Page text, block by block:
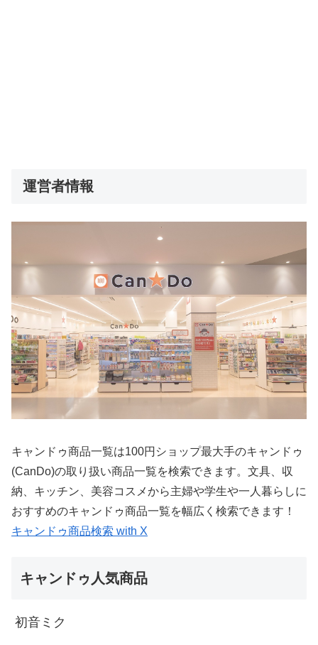
運営者情報
キャンドゥ商品一覧は100円ショップ最大手のキャンドゥ
(CanDo)の取り扱い商品一覧を検索できます。文具、収
納、キッチン、美容コスメから主婦や学生や一人暮らしに
おすすめのキャンドゥ商品一覧を幅広く検索できます！
キャンドゥ商品検索 with X
キャンドゥ人気商品
初音ミク